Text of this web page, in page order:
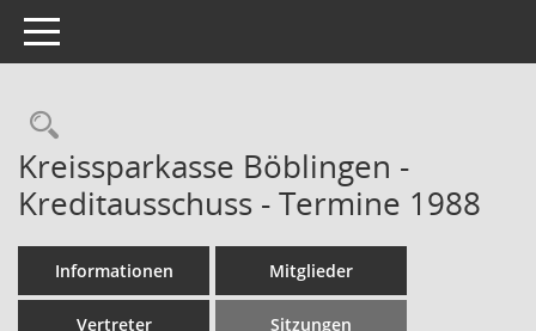
Toggle navigation
Rechercheauswahl
Kreissparkasse Böblingen -
Kreditausschuss - Termine 1988
Informationen Mitglieder
Vertreter Sitzungen